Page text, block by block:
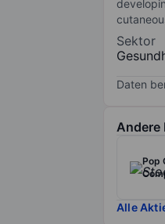
Sektor
Daten
Andere
Pop
Alle